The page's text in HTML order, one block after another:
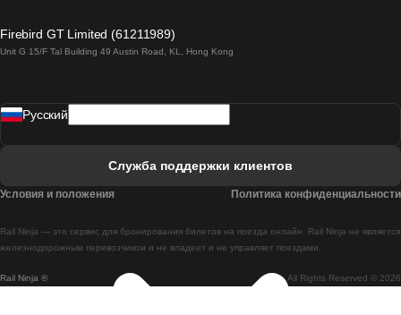
Поезд Лиссабон - Мадрид
Поезд Лиссабон - Брага
Поезд Брага - Лиссабон
Firebird GT Limited (61211989)
Unit G 15/F Tal Building 49 Austin Road, KL, Hong Kong
Rail Ninja ® All Rights Reserved © 2026
Rail Ninja — это сервис для бронирования билетов на поезда онлайн. Rail Ninja не является
железнодорожным перевозчиком и не владеет и не управляет поездами.
Pусский
Служба поддержки клиентов
Условия и положения Политика конфиденциальности